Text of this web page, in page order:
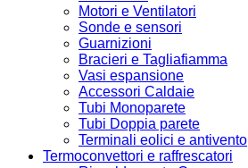
Motori e Ventilatori
Sonde e sensori
Guarnizioni
Bracieri e Tagliafiamma
Vasi espansione
Accessori Caldaie
Tubi Monoparete
Tubi Doppia parete
Terminali eolici e antivento
Termoconvettori e raffrescatori